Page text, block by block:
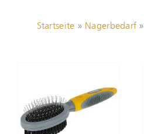
Startseite » Nagerbedarf »